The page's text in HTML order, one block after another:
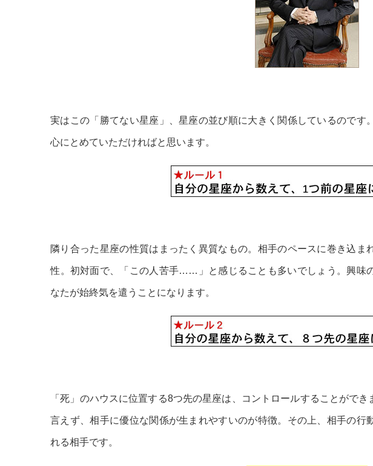
実はこの「勝てない星座」、星座の並び順に大きく関係しているのです
心にとめていただければと思います。
隣り合った星座の性質はまったく異質なもの。相手のペースに巻き込ま
性。初対面で、「この人苦手……」と感じることも多いでしょう。興味
なたが始終気を遣うことになります。
「死」のハウスに位置する8つ先の星座は、コントロールすることがで
言えず、相手に優位な関係が生まれやすいのが特徴。その上、相手の行
れる相手です。